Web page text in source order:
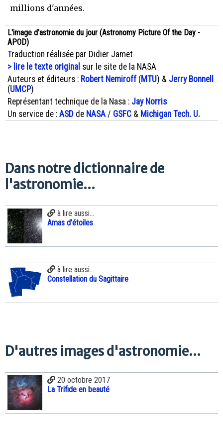
millions d'années.
L'image d'astronomie du jour (Astronomy Picture Of the Day -
APOD)
Traduction réalisée par Didier Jamet
> lire le texte original sur le site de la NASA
Auteurs et éditeurs : Robert Nemiroff( MTU) & Jerry Bonnell
(UMCP)
Représentant technique de la Nasa : Jay Norris
Un service de : ASD de NASA/ GSFC & Michigan Tech. U.
Dans notre dictionnaire de
l'astronomie...
à lire aussi...
Amas d'étoiles
à lire aussi...
Constellation du Sagittaire
D'autres images d'astronomie...
20 octobre 2017
La Trifide en beauté